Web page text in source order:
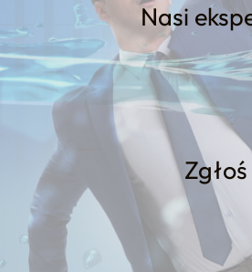
Nasi
the Cost of